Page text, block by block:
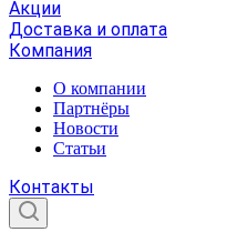
Акции
Доставка и оплата
Компания
О компании
Партнёры
Новости
Статьи
Контакты